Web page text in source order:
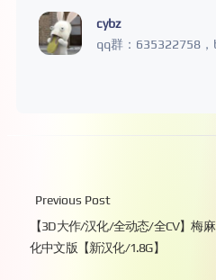
cybz
qq群：635322758
Previous Post
【3D大作/汉化/全动态/全CV】梅
化中文版【新汉化/1.8G】